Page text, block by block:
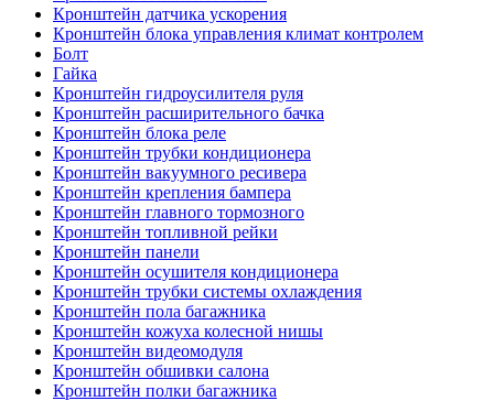
Кронштейн датчика ускорения
Кронштейн блока управления климат контролем
Болт
Гайка
Кронштейн гидроусилителя руля
Кронштейн расширительного бачка
Кронштейн блока реле
Кронштейн трубки кондиционера
Кронштейн вакуумного ресивера
Кронштейн крепления бампера
Кронштейн главного тормозного
Кронштейн топливной рейки
Кронштейн панели
Кронштейн осушителя кондиционера
Кронштейн трубки системы охлаждения
Кронштейн пола багажника
Кронштейн кожуха колесной нишы
Кронштейн видеомодуля
Кронштейн обшивки салона
Кронштейн полки багажника